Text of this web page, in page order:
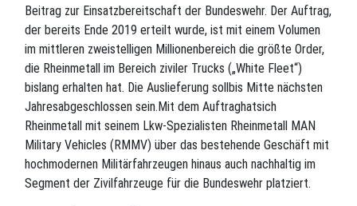
Beitrag zur Einsatzbereitschaft der Bundeswehr. Der Auftrag,
der bereits Ende 2019 erteilt wurde, ist mit einem Volumen
im mittleren zweistelligen Millionenbereich die größte Order,
die Rheinmetall im Bereich ziviler Trucks („White Fleet“)
bislang erhalten hat. Die Auslieferung sollbis Mitte nächsten
Jahresabgeschlossen sein.Mit dem Auftraghatsich
Rheinmetall mit seinem Lkw-Spezialisten Rheinmetall MAN
Military Vehicles (RMMV) über das bestehende Geschäft mit
hochmodernen Militärfahrzeugen hinaus auch nachhaltig im
Segment der Zivilfahrzeuge für die Bundeswehr platziert.